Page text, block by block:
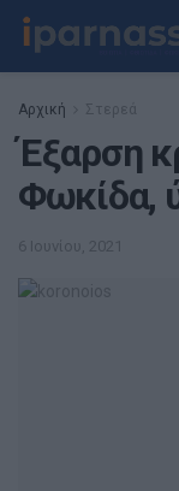
Αρχική Στερεά
Έξαρση
Φωκίδα,
6 Ιουνίου, 2021